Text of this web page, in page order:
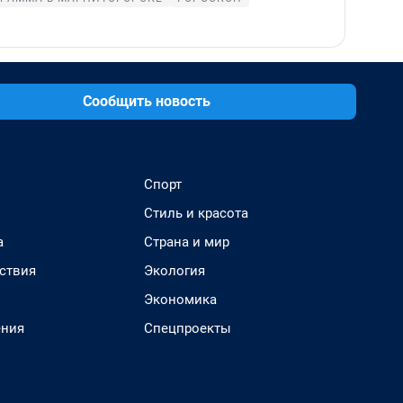
Сообщить новость
Спорт
Стиль и красота
Страна и мир
Экология
Экономика
Спецпроекты